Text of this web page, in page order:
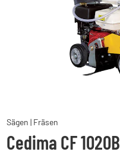
Sägen | Fräsen
Cedima CF 1020B